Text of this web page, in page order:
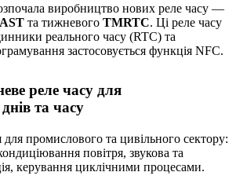
виробництво нових реле часу —
та тижневого TMRTC. Ці реле часу
реального часу (RTC) та
застосовується функція NFC.
реле часу для
та часу
промислового та цивільного сектору:
повітря, звукова та
керування циклічними процесами.